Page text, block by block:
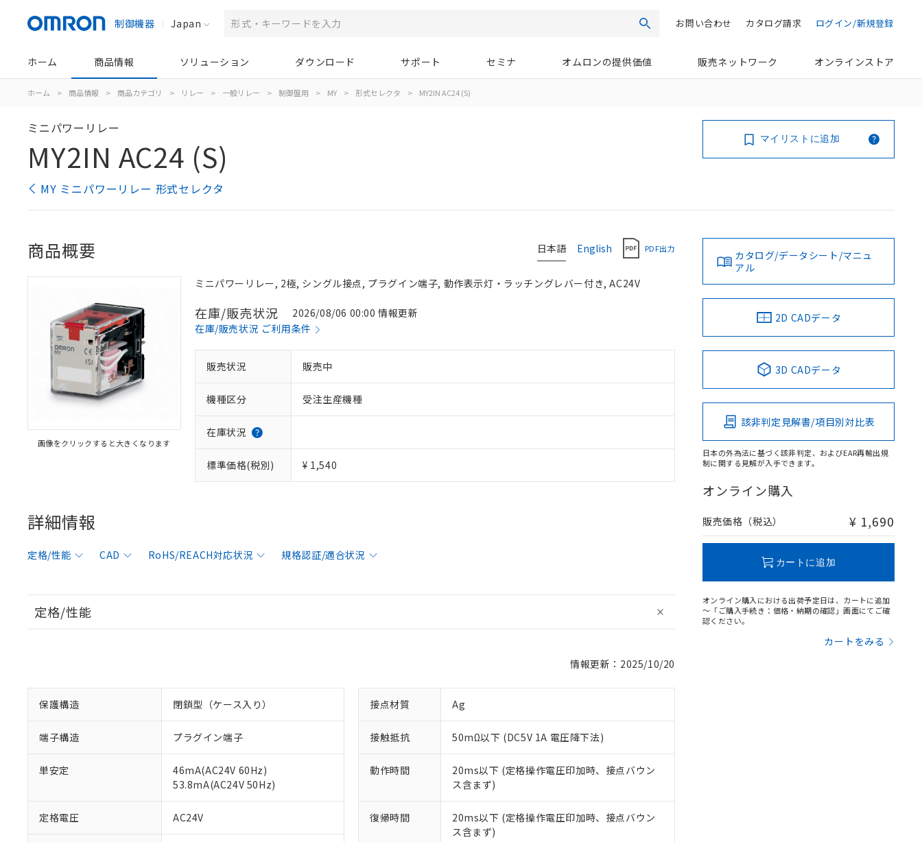
制御機器 Japan 検索 ログイン/新規登録
カタログ請求
お問い合わせ
ホーム 商品情報 ソリューション ダウンロード サポート セミナ オムロンの提供価値 販売ネットワーク オンラインストア
ホーム > 商品情報 > 商品カテゴリ > リレー > 一般リレー > 制御盤用 > MY > 形式セレクタ > MY2IN AC24 (S)
ミニパワーリレー
MY2IN AC24 (S)
MY ミニパワーリレー 形式セレクタ
マイリストに追加
日本語 English PDF出力
商品概要
画像をクリックすると大きくなります
ミニパワーリレー, 2極, シングル接点, プラグイン端子, 動作表示灯・ラッチングレバー付き, AC24V
在庫/販売状況
2026/08/06 00:00 情報更新
在庫/販売状況 ご利用条件
販売状況 販売中
機種区分 受注生産機種
在庫状況
標準価格(税別) ¥ 1,540
詳細情報
定格/性能 CAD RoHS/REACH対応状況 規格認証/適合状況
定格/性能
情報更新：2025/10/20
保護構造 閉鎖型（ケース入り）
端子構造 プラグイン端子
単安定
46mA(AC24V 60Hz)
53.8mA(AC24V 50Hz)
定格電圧 AC24V
接点材質 Ag
接触抵抗 50mΩ以下 (DC5V 1A 電圧降下法)
動作時間
20ms以下 (定格操作電圧印加時、接点バウン
ス含まず)
復帰時間
20ms以下 (定格操作電圧印加時、接点バウン
ス含まず)
カタログ/データシート/マニュ
アル
2D CADデータ
3D CADデータ
該非判定見解書/項目別対比表
日本の外為法に基づく該非判定、およびEAR再輸出規
制に関する見解が入手できます。
オンライン購入
販売価格（税込） ¥ 1,690
カートに追加
オンライン購入における出荷予定日は、カートに追加
～「ご購入手続き：価格・納期の確認」画面にてご確
認ください。
カートをみる